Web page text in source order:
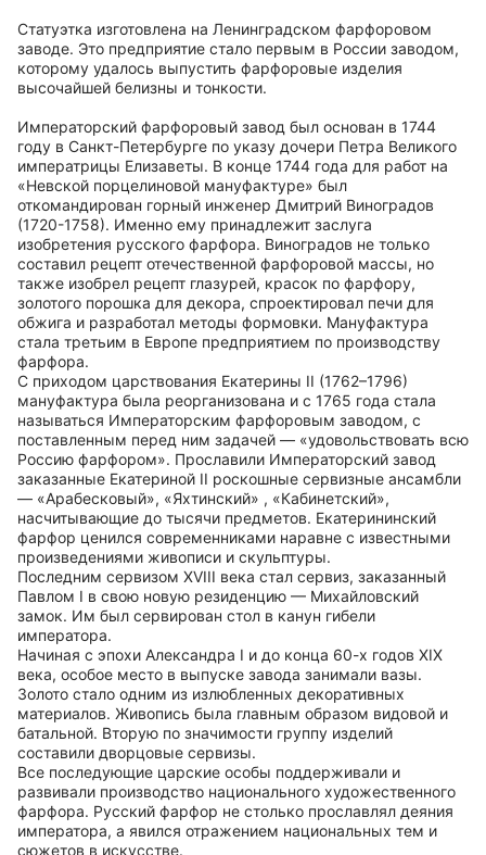
Статуэтка изготовлена на Ленинградском фарфоровом
заводе. Это предприятие стало первым в России заводом,
которому удалось выпустить фарфоровые изделия
высочайшей белизны и тонкости.
Императорский фарфоровый завод был основан в 1744
году в Санкт-Петербурге по указу дочери Петра Великого
императрицы Елизаветы. В конце 1744 года для работ на
«Невской порцелиновой мануфактуре» был
откомандирован горный инженер Дмитрий Виноградов
(1720-1758). Именно ему принадлежит заслуга
изобретения русского фарфора. Виноградов не только
составил рецепт отечественной фарфоровой массы, но
также изобрел рецепт глазурей, красок по фарфору,
золотого порошка для декора, спроектировал печи для
обжига и разработал методы формовки. Мануфактура
стала третьим в Европе предприятием по производству
фарфора.
С приходом царствования Екатерины II (1762–1796)
мануфактура была реорганизована и с 1765 года стала
называться Императорским фарфоровым заводом, с
поставленным перед ним задачей — «удовольствовать всю
Россию фарфором». Прославили Императорский завод
заказанные Екатериной II роскошные сервизные ансамбли
— «Арабесковый», «Яхтинский» , «Кабинетский»,
насчитывающие до тысячи предметов. Екатерининский
фарфор ценился современниками наравне с известными
произведениями живописи и скульптуры.
Последним сервизом ХVIII века стал сервиз, заказанный
Павлом I в свою новую резиденцию — Михайловский
замок. Им был сервирован стол в канун гибели
императора.
Начиная с эпохи Александра I и до конца 60-х годов ХIХ
века, особое место в выпуске завода занимали вазы.
Золото стало одним из излюбленных декоративных
материалов. Живопись была главным образом видовой и
батальной. Вторую по значимости группу изделий
составили дворцовые сервизы.
Все последующие царские особы поддерживали и
развивали производство национального художественного
фарфора. Русский фарфор не столько прославлял деяния
императора, а явился отражением национальных тем и
сюжетов в искусстве.